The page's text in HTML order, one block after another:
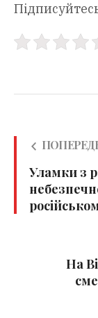
Уламки з
На